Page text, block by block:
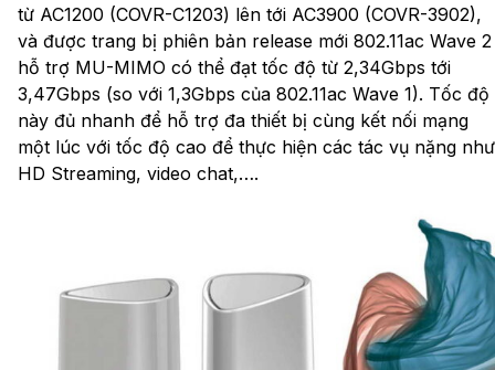
từ AC1200 (COVR-C1203) lên tới AC3900 (COVR-3902),
và được trang bị phiên bản release mới 802.11ac Wave 2
hỗ trợ MU-MIMO có thể đạt tốc độ từ 2,34Gbps tới
3,47Gbps (so với 1,3Gbps của 802.11ac Wave 1). Tốc độ
này đủ nhanh để hỗ trợ đa thiết bị cùng kết nối mạng
một lúc với tốc độ cao để thực hiện các tác vụ nặng như
HD Streaming, video chat,….